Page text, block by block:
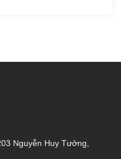
Nguyễn Huy Tưởng,